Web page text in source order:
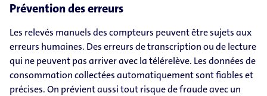
Prévention des erreurs
Les relevés manuels des compteurs peuvent être sujets aux
erreurs humaines. Des erreurs de transcription ou de lecture
qui ne peuvent pas arriver avec la télérelève. Les données de
consommation collectées automatiquement sont fiables et
précises. On prévient aussi tout risque de fraude avec un